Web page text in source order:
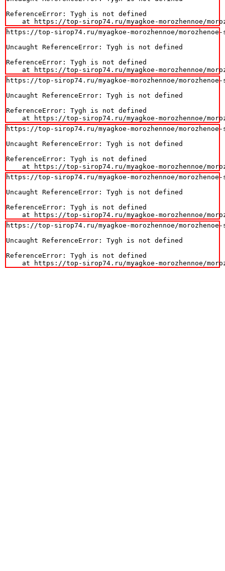
ReferenceError: Tygh is not defined
at https://top-sirop74.ru/myagkoe-morozhennoe/
https://top-sirop74.ru/myagkoe-morozhennoe/morozhenoe-
Uncaught ReferenceError: Tygh is not defined
ReferenceError: Tygh is not defined
at https://top-sirop74.ru/myagkoe-morozhennoe/
https://top-sirop74.ru/myagkoe-morozhennoe/morozhenoe-
Uncaught ReferenceError: Tygh is not defined
ReferenceError: Tygh is not defined
at https://top-sirop74.ru/myagkoe-morozhennoe/
https://top-sirop74.ru/myagkoe-morozhennoe/morozhenoe-
Uncaught ReferenceError: Tygh is not defined
ReferenceError: Tygh is not defined
at https://top-sirop74.ru/myagkoe-morozhennoe/
https://top-sirop74.ru/myagkoe-morozhennoe/morozhenoe-
Uncaught ReferenceError: Tygh is not defined
ReferenceError: Tygh is not defined
at https://top-sirop74.ru/myagkoe-morozhennoe/
https://top-sirop74.ru/myagkoe-morozhennoe/morozhenoe-
Uncaught ReferenceError: Tygh is not defined
ReferenceError: Tygh is not defined
at https://top-sirop74.ru/myagkoe-morozhennoe/